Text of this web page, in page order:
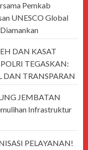
Pemkab
UNESCO Global
DAN KASAT
TEGASKAN:
DAN TRANSPARAN
JEMBATAN
Infrastruktur
PELAYANAN!